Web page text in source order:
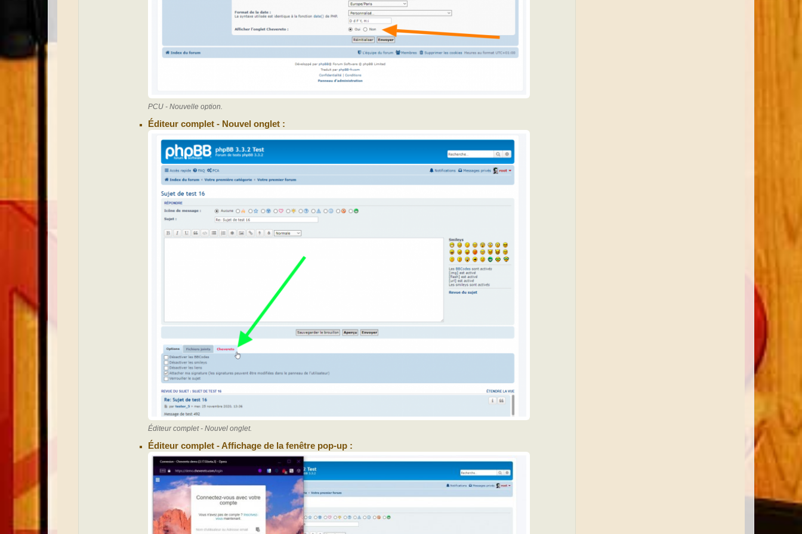
PCU - Nouvelle option.
Éditeur complet - Nouvel onglet :
Éditeur complet - Nouvel onglet.
Éditeur complet - Affichage de la fenêtre pop-up :